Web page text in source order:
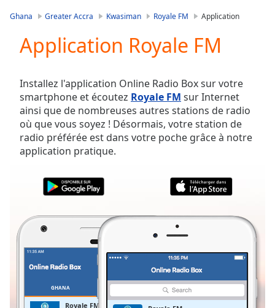
Play
Video
Skip
Backward
Skip
Forward
Mute
Current
Time0:00
Duration-:-
Stream
Type
LIVE
Seek to
currently
Remaining
Ghana Greater Accra Kwasiman Royale FM Application
Application Royale FM
Installez l'application Online Radio Box sur votre
smartphone et écoutez Royale FM sur Internet
ainsi que de nombreuses autres stations de radio
où que vous soyez ! Désormais, votre station de
radio préférée est dans votre poche grâce à notre
application pratique.
GHANA
Royale FM